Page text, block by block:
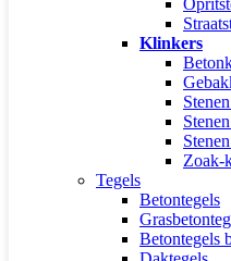
Klinkers
Zoak-
Tegels
Betontegels
Betontegels